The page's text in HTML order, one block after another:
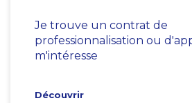
Je trouve un contrat de
professionnalisation ou
m'intéresse
Découvrir